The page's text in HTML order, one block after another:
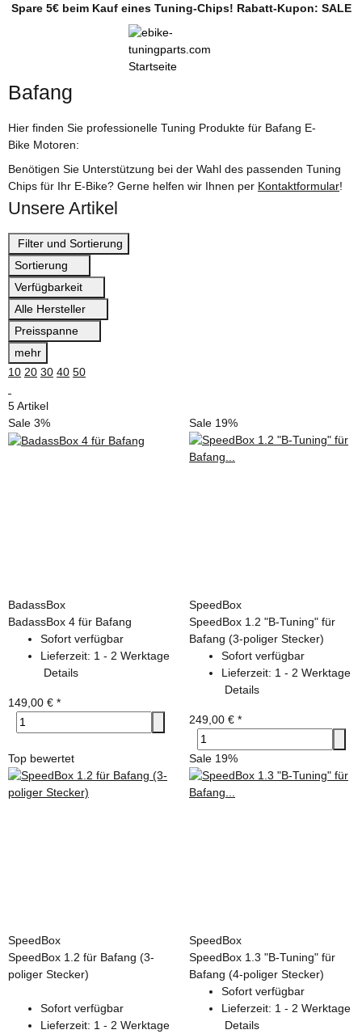
Spare 5€ beim Kauf eines Tuning-Chips! Rabatt-Kupon: SALE
Bafang
Hier finden Sie professionelle Tuning Produkte für Bafang E-
Bike Motoren:
Benötigen Sie Unterstützung bei der Wahl des passenden Tuning
Chips für Ihr E-Bike? Gerne helfen wir Ihnen per Kontaktformular!
Unsere Artikel
Filter und Sortierung
Sortierung
Verfügbarkeit
Alle Hersteller
Preisspanne
mehr
10 20 30 40 50
5 Artikel
Sale 3%
BadassBox
BadassBox 4 für Bafang
Sofort verfügbar
Lieferzeit: 1 - 2 Werktage
Details
149,00 € *
Sale 19%
SpeedBox
SpeedBox 1.2 "B-Tuning" für
Bafang (3-poliger Stecker)
Sofort verfügbar
Lieferzeit: 1 - 2 Werktage
Details
249,00 € *
Top bewertet
SpeedBox
SpeedBox 1.2 für Bafang (3-
poliger Stecker)
Sofort verfügbar
Lieferzeit: 1 - 2 Werktage
Sale 19%
SpeedBox
SpeedBox 1.3 "B-Tuning" für
Bafang (4-poliger Stecker)
Sofort verfügbar
Lieferzeit: 1 - 2 Werktage
Details